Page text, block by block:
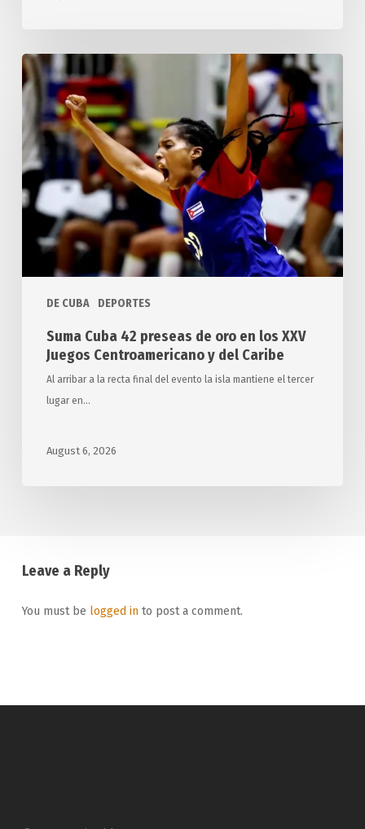
DE CUBA DEPORTES
Suma
Cuba
42
preseas
de
oro
en
los
Juegos
Centroamericano
CaribeSuma Cuba 42 preseas de oro en los XXV
Juegos Centroamericano y del Caribe
Al arribar a la recta final del evento la isla mantiene el tercer
lugar en…
August 6, 2026
Leave a Reply
You must be logged into post a comment.